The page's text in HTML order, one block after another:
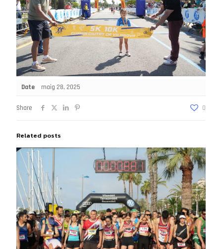
Date maig 28, 2025
Share 0
Related posts